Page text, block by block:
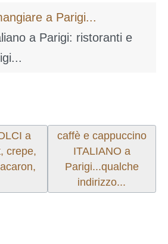
a Parigi...
a Parigi: ristoranti e
MANGIARE DOLCI a
a
crepe,
Articolo successivo:
caffè e cappuccino
ITALIANO a
Parigi...qualche
indirizzo...